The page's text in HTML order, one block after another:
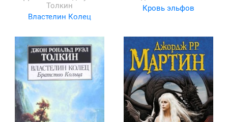
Толкин
Властелин Колец
Кровь эльфов